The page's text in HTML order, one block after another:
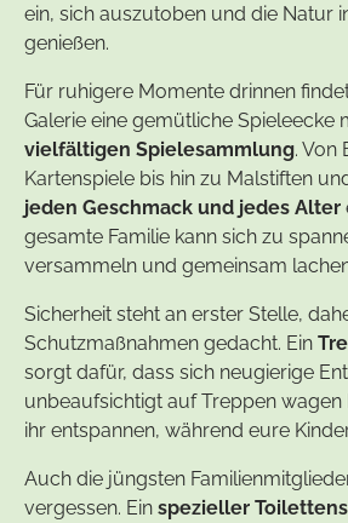
ein, sich auszutoben und die Natur
genießen.
Für ruhigere Momente drinnen
Galerie eine gemütliche Spieleecke
vielfältigen Spielesammlung. Von
Kartenspiele bis hin zu Malstiften
jeden Geschmack und jedes Alter
gesamte Familie kann sich zu
versammeln und gemeinsam
Sicherheit steht an erster Stelle,
Schutzmaßnahmen gedacht. Ein
sorgt dafür, dass sich neugierige
unbeaufsichtigt auf Treppen wagen
ihr entspannen, während eure
Auch die jüngsten
vergessen. Ein spezieller